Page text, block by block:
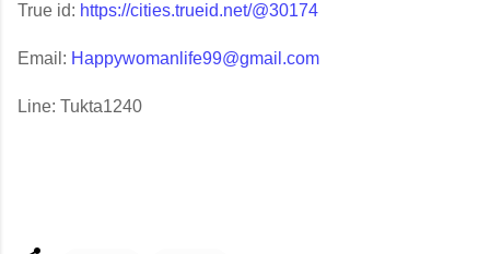
True id: https://cities.trueid.net/@30174
Email: Happywomanlife99@gmail.com
Line: Tukta1240